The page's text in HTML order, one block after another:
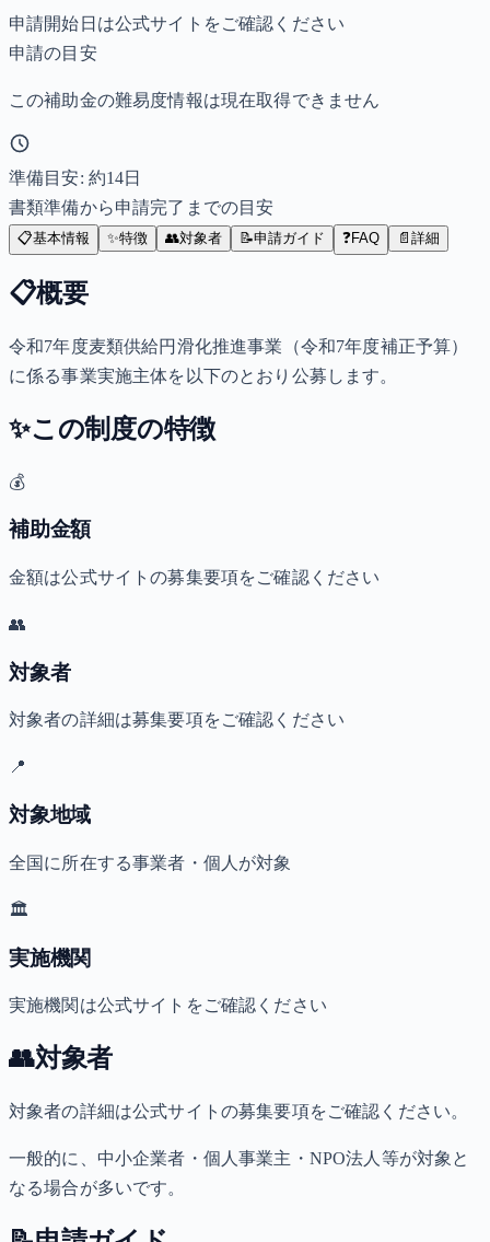
申請開始日は公式サイトをご確認ください
申請の目安
この補助金の難易度情報は現在取得できません
準備目安: 約14日
書類準備から申請完了までの目安
📋基本情報 ✨特徴 👥対象者 📝申請ガイド ❓FAQ 📄 詳細
📋概要
令和7年度麦類供給円滑化推進事業（令和7年度補正予算）
に係る事業実施主体を以下のとおり公募します。
✨この制度の特徴
💰
補助金額
金額は公式サイトの募集要項をご確認ください
👥
対象者
対象者の詳細は募集要項をご確認ください
📍
対象地域
全国に所在する事業者・個人が対象
🏛️
実施機関
実施機関は公式サイトをご確認ください
👥対象者
対象者の詳細は公式サイトの募集要項をご確認ください。
一般的に、中小企業者・個人事業主・NPO法人等が対象と
なる場合が多いです。